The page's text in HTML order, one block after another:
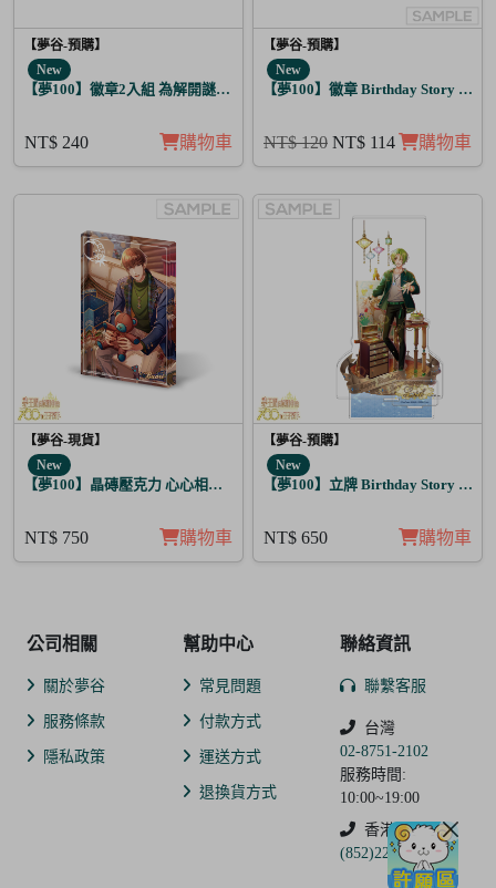
【夢谷-預購】
New
【夢100】徽章2入組 為解開謎題的妳施加愛的魔法 格雷亞姆
NT$ 240 購物車
【夢谷-預購】
New
【夢100】徽章 Birthday Story 弗雷
NT$ 120 NT$ 114 購物車
【夢谷-現貨】
New
【夢100】晶磚壓克力 心心相印的聖誕禮物 萬里 月覺
NT$ 750 購物車
【夢谷-預購】
New
【夢100】立牌 Birthday Story 利德
NT$ 650 購物車
公司相關
關於夢谷
服務條款
隱私政策
幫助中心
常見問題
付款方式
運送方式
退換貨方式
聯絡資訊
聯繫客服
台灣
02-8751-2102
服務時間:
10:00~19:00
香港
(852)2250-9311